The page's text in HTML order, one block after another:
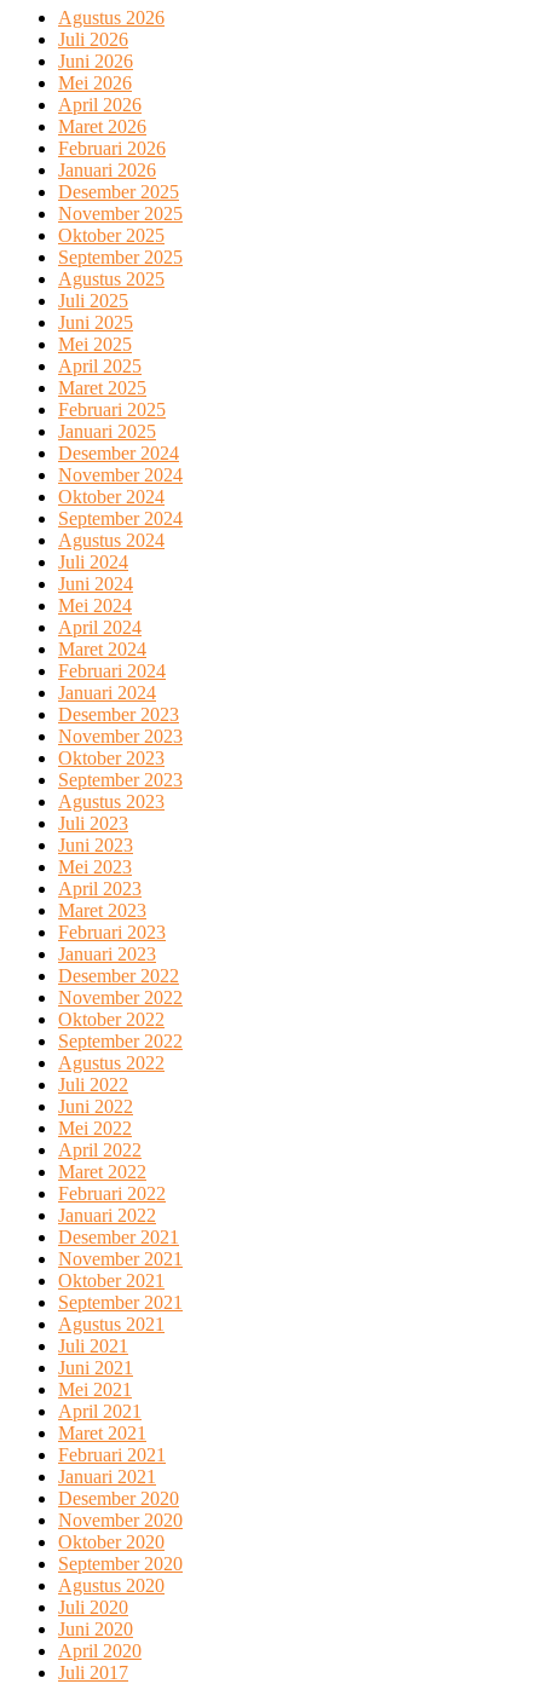
Agustus 2026
Juli 2026
Juni 2026
Mei 2026
April 2026
Maret 2026
Februari 2026
Januari 2026
Desember 2025
November 2025
Oktober 2025
September 2025
Agustus 2025
Juli 2025
Juni 2025
Mei 2025
April 2025
Maret 2025
Februari 2025
Januari 2025
Desember 2024
November 2024
Oktober 2024
September 2024
Agustus 2024
Juli 2024
Juni 2024
Mei 2024
April 2024
Maret 2024
Februari 2024
Januari 2024
Desember 2023
November 2023
Oktober 2023
September 2023
Agustus 2023
Juli 2023
Juni 2023
Mei 2023
April 2023
Maret 2023
Februari 2023
Januari 2023
Desember 2022
November 2022
Oktober 2022
September 2022
Agustus 2022
Juli 2022
Juni 2022
Mei 2022
April 2022
Maret 2022
Februari 2022
Januari 2022
Desember 2021
November 2021
Oktober 2021
September 2021
Agustus 2021
Juli 2021
Juni 2021
Mei 2021
April 2021
Maret 2021
Februari 2021
Januari 2021
Desember 2020
November 2020
Oktober 2020
September 2020
Agustus 2020
Juli 2020
Juni 2020
April 2020
Juli 2017